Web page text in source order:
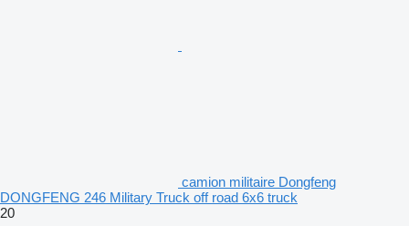
camion militaire Dongfeng
DONGFENG 246 Military Truck off road 6x6 truck
20